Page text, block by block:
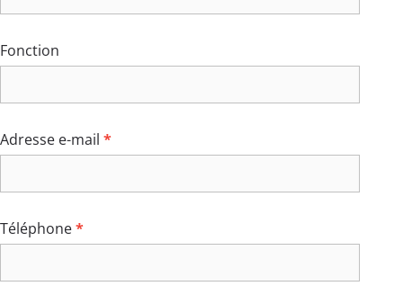
Fonction
Adresse e-mail *
Téléphone*